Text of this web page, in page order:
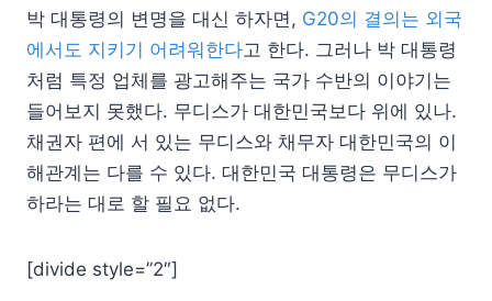
박 대통령의 변명을 대신 하자면, G20의 결의는 외국
에서도 지키기 어려워한다고 한다. 그러나 박 대통령
처럼 특정 업체를 광고해주는 국가 수반의 이야기는
들어보지 못했다. 무디스가 대한민국보다 위에 있나.
채권자 편에 서 있는 무디스와 채무자 대한민국의 이
해관계는 다를 수 있다. 대한민국 대통령은 무디스가
하라는 대로 할 필요 없다.
[divide style=”2″]